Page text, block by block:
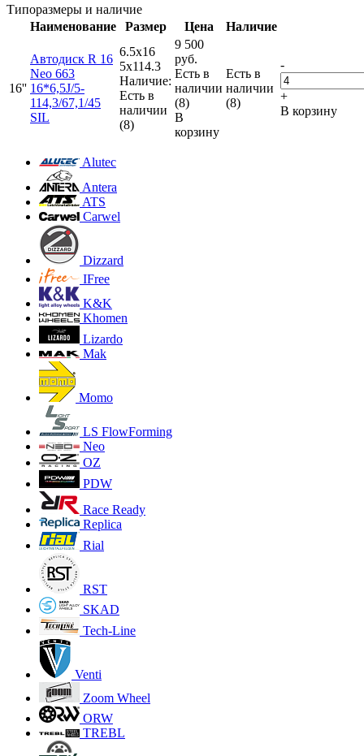
Типоразмеры и наличие
Наименование
Размер Цена Наличие
16''
Автодиск R 16
Neo 663
16*6,5J/5-
114,3/67,1/45
SIL
6.5x16
5x114.3
Наличие:
Есть в
наличии
(8)
9 500
руб.
Есть в
наличии
(8)
В
корзину
Есть в
наличии
(8)
-
+
В корзину
Alutec
Antera
ATS
Carwel
Dizzard
IFree
K&K
Khomen
Lizardo
Mak
Momo
LS FlowForming
Neo
OZ
PDW
Race Ready
Replica
Rial
RST
SKAD
Tech-Line
Venti
Zoom Wheel
ORW
TREBL